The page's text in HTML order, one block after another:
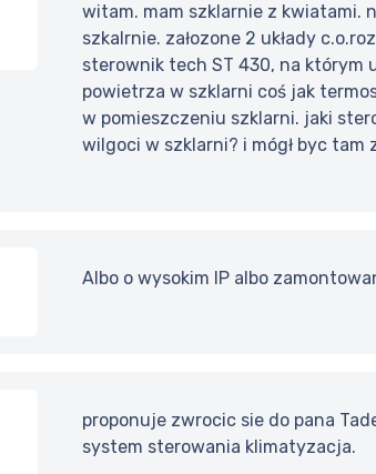
witam. mam szklarnie z kwiatami.
szkalrnie. załozone 2 układy
sterownik tech ST 430, na którym
powietrza w szklarni coś jak
w pomieszczeniu szklarni. jaki
wilgoci w szklarni? i mógł byc tam
Albo o wysokim IP albo
proponuje zwrocic sie do pana
system sterowania klimatyzacja.